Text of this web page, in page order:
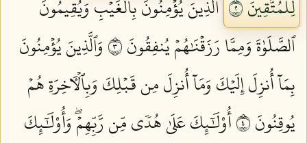
لِّلۡمُتَّقِينَ ٢
ٱلَّذِينَ يُؤۡمِنُونَ بِٱلۡغَيۡبِ وَيُقِيمُونَ
ٱلصَّلَوٰةَ وَمِمَّا رَزَقۡنَٰهُمۡ يُنفِقُونَ ٣
وَٱلَّذِينَ يُؤۡمِنُونَ
بِمَآ أُنزِلَ إِلَيۡكَ وَمَآ أُنزِلَ مِن قَبۡلِكَ وَبِٱلۡأٓخِرَةِ هُمۡ
يُوقِنُونَ ٤
أُوْلَٰٓئِكَ عَلَىٰ هُدٗى مِّن رَّبِّهِمۡۖ وَأُوْلَٰٓئِكَ